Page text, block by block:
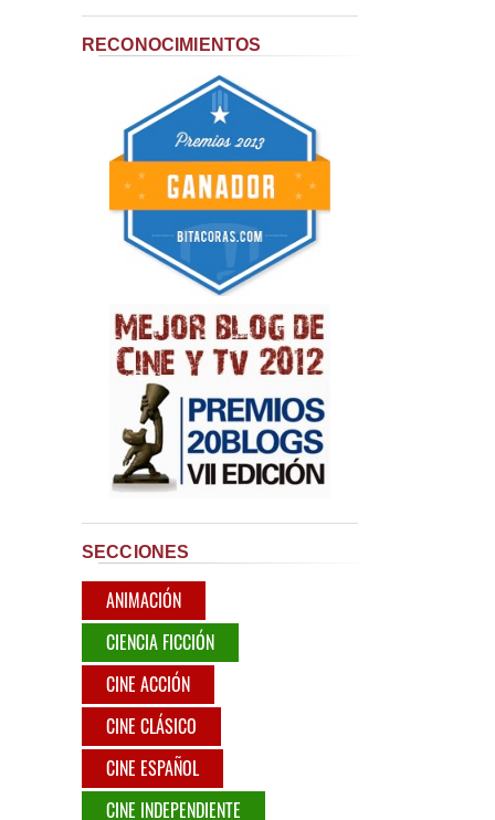
RECONOCIMIENTOS
SECCIONES
ANIMACIÓN
CIENCIA FICCIÓN
CINE ACCIÓN
CINE CLÁSICO
CINE ESPAÑOL
CINE INDEPENDIENTE